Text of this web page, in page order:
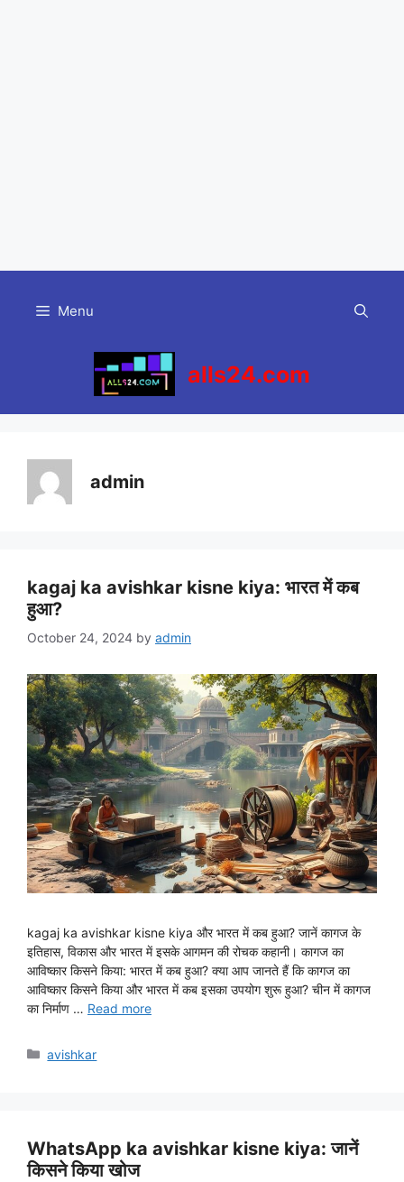
content
Menu
alls24.com
admin
kagaj ka avishkar kisne kiya: भारत में कब
हुआ?
October 24, 2024 by admin
kagaj ka avishkar kisne kiya और भारत में कब हुआ? जानें कागज के
इतिहास, विकास और भारत में इसके आगमन की रोचक कहानी। कागज का
आविष्कार किसने किया: भारत में कब हुआ? क्या आप जानते हैं कि कागज का
आविष्कार किसने किया और भारत में कब इसका उपयोग शुरू हुआ? चीन में कागज
का निर्माण … Read more
Categories
avishkar
WhatsApp ka avishkar kisne kiya: जानें
किसने किया खोज